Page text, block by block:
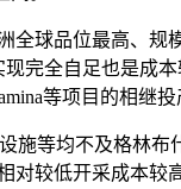
球品位最高、规
完全自足也是成
等项目的相继投
施等均不及格林
较低开采成本